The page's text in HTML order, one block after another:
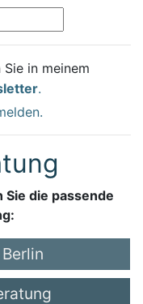
in meinem
.
die passende